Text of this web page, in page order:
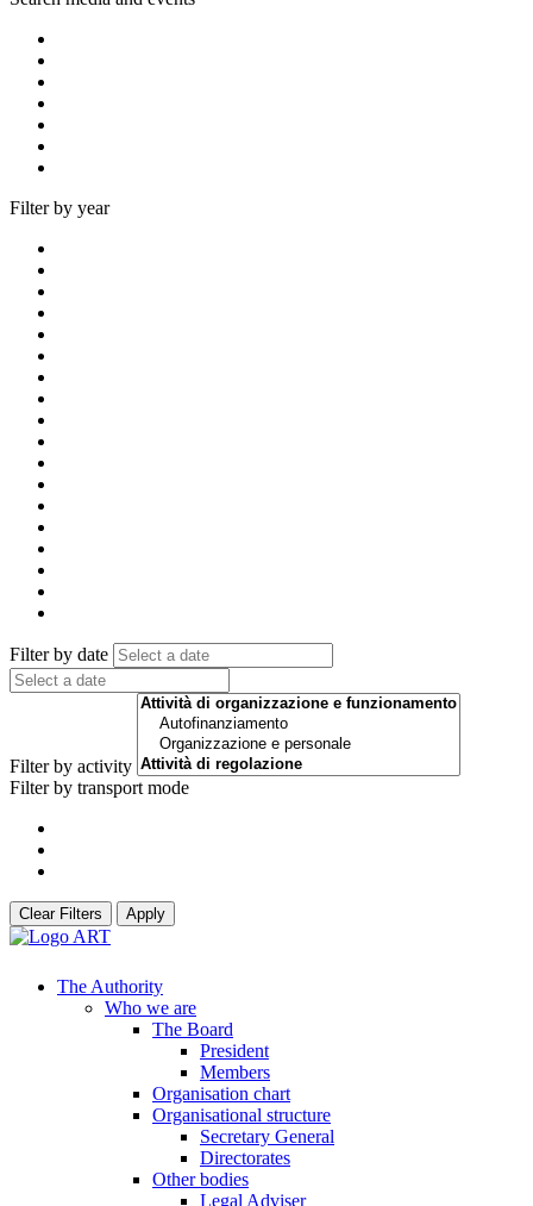
Filter by year
Filter by date
Filter by activity
Filter by transport mode
Clear Filters Apply
The Authority
Who we are
The Board
President
Members
Organisation chart
Organisational structure
Secretary General
Directorates
Other bodies
Legal Adviser